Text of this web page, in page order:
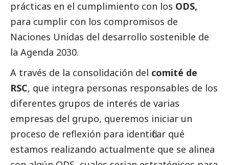
prácticas en el cumplimiento con los ODS,
para cumplir con los compromisos de
Naciones Unidas del desarrollo sostenible de
la Agenda 2030.
A través de la consolidación del comité de
RSC, que integra personas responsables de los
diferentes grupos de interés de varias
empresas del grupo, queremos iniciar un
proceso de reflexión para identificar qué
estamos realizando actualmente que se alinea